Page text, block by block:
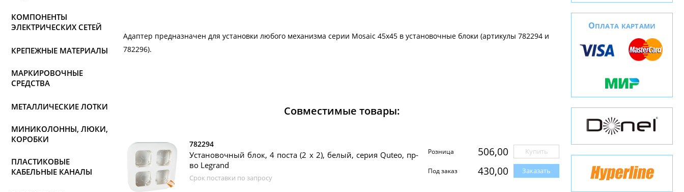
КОМПОНЕНТЫ
ЭЛЕКТРИЧЕСКИХ СЕТЕЙ
КРЕПЕЖНЫЕ МАТЕРИАЛЫ
МАРКИРОВОЧНЫЕ
СРЕДСТВА
МЕТАЛЛИЧЕСКИЕ ЛОТКИ
МИНИКОЛОННЫ, ЛЮКИ,
КОРОБКИ
ПЛАСТИКОВЫЕ
КАБЕЛЬНЫЕ КАНАЛЫ
Адаптер предназначен для установки любого механизма серии Mosaic 45х45 в установочные блоки (артикулы 782294 и
782296).
Совместимые товары:
782294
Установочный блок, 4 поста (2 х 2), белый, серия Quteo, пр-
во Legrand
Срок поставки по запросу
Розница 506,00 Купить
Под заказ 430,00 Заказать
ОПЛАТА КАРТАМИ